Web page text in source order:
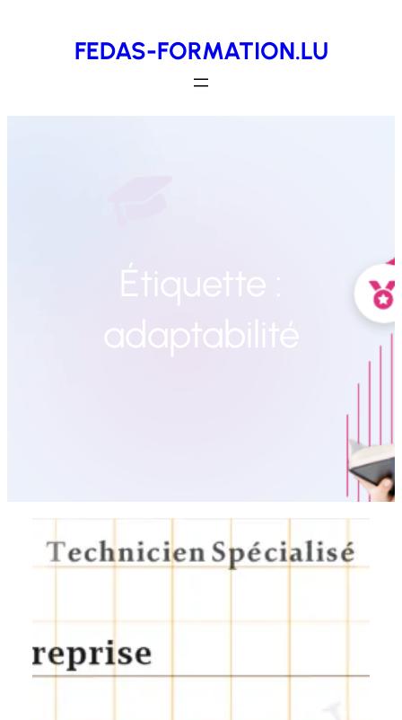
FEDAS-FORMATION.LU
Étiquette :
adaptabilité